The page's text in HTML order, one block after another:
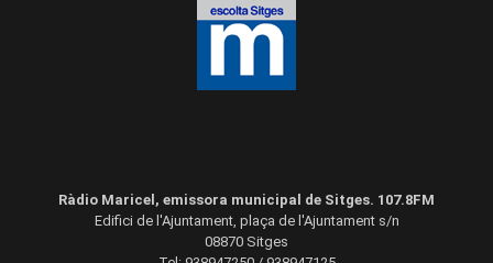
Ràdio Maricel, emissora municipal de Sitges. 107.8FM
Edifici de l'Ajuntament, plaça de l'Ajuntament s/n
08870 Sitges